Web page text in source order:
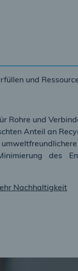
und
Rohre und
Anteil an
des
Nachhaltigkeit